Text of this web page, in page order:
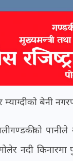
बेनी
पानीले
नदी